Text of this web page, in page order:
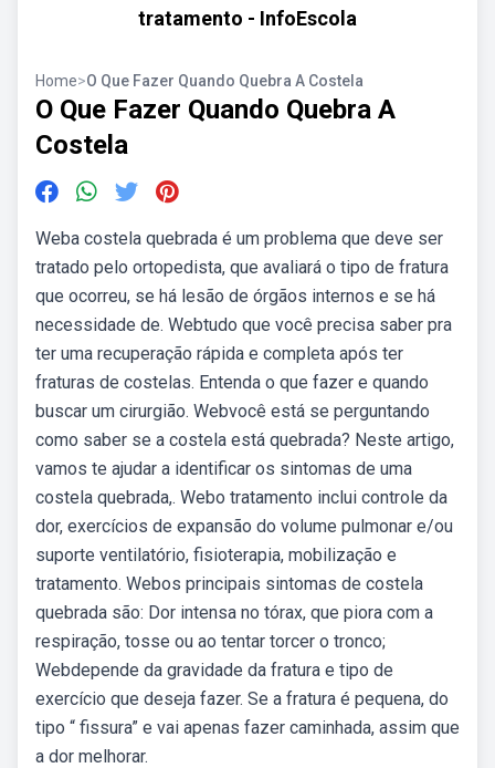
tratamento - InfoEscola
Home>O Que Fazer Quando Quebra A Costela
O Que Fazer Quando Quebra A
Costela
Weba costela quebrada é um problema que deve ser
tratado pelo ortopedista, que avaliará o tipo de fratura
que ocorreu, se há lesão de órgãos internos e se há
necessidade de. Webtudo que você precisa saber pra
ter uma recuperação rápida e completa após ter
fraturas de costelas. Entenda o que fazer e quando
buscar um cirurgião. Webvocê está se perguntando
como saber se a costela está quebrada? Neste artigo,
vamos te ajudar a identificar os sintomas de uma
costela quebrada,. Webo tratamento inclui controle da
dor, exercícios de expansão do volume pulmonar e/ou
suporte ventilatório, fisioterapia, mobilização e
tratamento. Webos principais sintomas de costela
quebrada são: Dor intensa no tórax, que piora com a
respiração, tosse ou ao tentar torcer o tronco;
Webdepende da gravidade da fratura e tipo de
exercício que deseja fazer. Se a fratura é pequena, do
tipo “ fissura” e vai apenas fazer caminhada, assim que
a dor melhorar.